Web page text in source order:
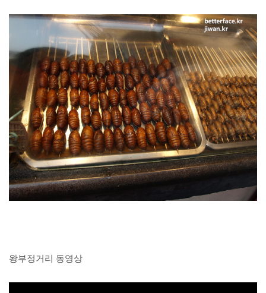
왕부정거리 동영상